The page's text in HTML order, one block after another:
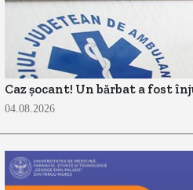
Caz șocant! Un bărbat a fost
04.08.2026